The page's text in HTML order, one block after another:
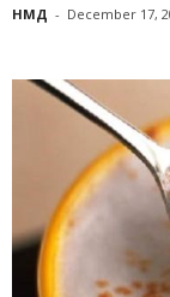
НМД - December 17,